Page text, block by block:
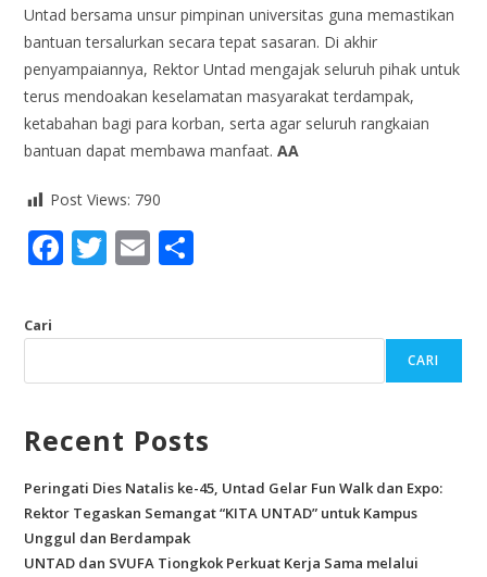
Untad bersama unsur pimpinan universitas guna memastikan
bantuan tersalurkan secara tepat sasaran. Di akhir
penyampaiannya, Rektor Untad mengajak seluruh pihak untuk
terus mendoakan keselamatan masyarakat terdampak,
ketabahan bagi para korban, serta agar seluruh rangkaian
bantuan dapat membawa manfaat.AA
Post Views: 790
F
b
o
k
T
er
E
l e
Cari
CARI
Recent Posts
Peringati Dies Natalis ke-45, Untad Gelar Fun Walk dan Expo:
Rektor Tegaskan Semangat “KITA UNTAD” untuk Kampus
Unggul dan Berdampak
UNTAD dan SVUFA Tiongkok Perkuat Kerja Sama melalui